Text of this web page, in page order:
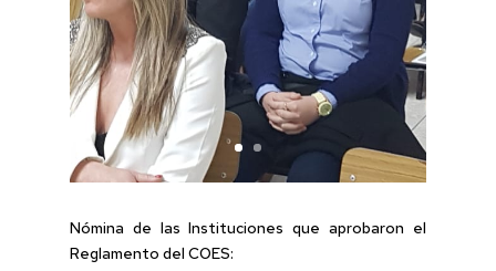
Nómina de las Instituciones que aprobaron el
Reglamento del COES: